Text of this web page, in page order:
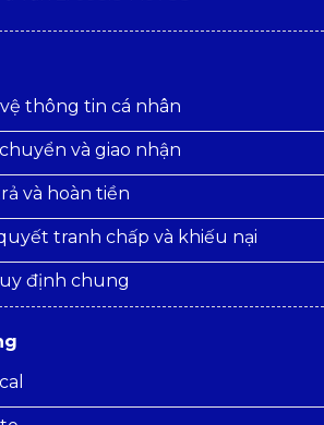
thông tin cá nhân
và giao nhận
và hoàn tiền
tranh chấp và khiếu nại
định chung